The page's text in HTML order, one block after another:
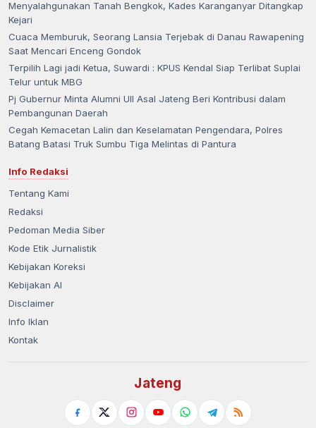
Menyalahgunakan Tanah Bengkok, Kades Karanganyar Ditangkap
Kejari
Cuaca Memburuk, Seorang Lansia Terjebak di Danau Rawapening
Saat Mencari Enceng Gondok
Terpilih Lagi jadi Ketua, Suwardi : KPUS Kendal Siap Terlibat Suplai
Telur untuk MBG
Pj Gubernur Minta Alumni UII Asal Jateng Beri Kontribusi dalam
Pembangunan Daerah
Cegah Kemacetan Lalin dan Keselamatan Pengendara, Polres
Batang Batasi Truk Sumbu Tiga Melintas di Pantura
Info Redaksi
Tentang Kami
Redaksi
Pedoman Media Siber
Kode Etik Jurnalistik
Kebijakan Koreksi
Kebijakan AI
Disclaimer
Info Iklan
Kontak
Jateng